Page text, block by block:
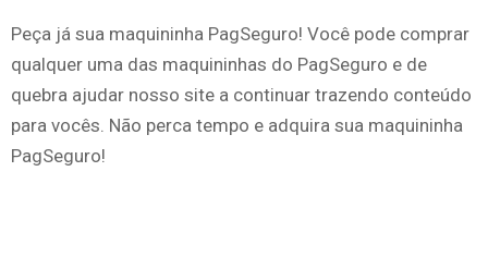
Peça já sua maquininha PagSeguro! Você pode comprar
qualquer uma das maquininhas do PagSeguro e de
quebra ajudar nosso site a continuar trazendo conteúdo
para vocês. Não perca tempo e adquira sua maquininha
PagSeguro!